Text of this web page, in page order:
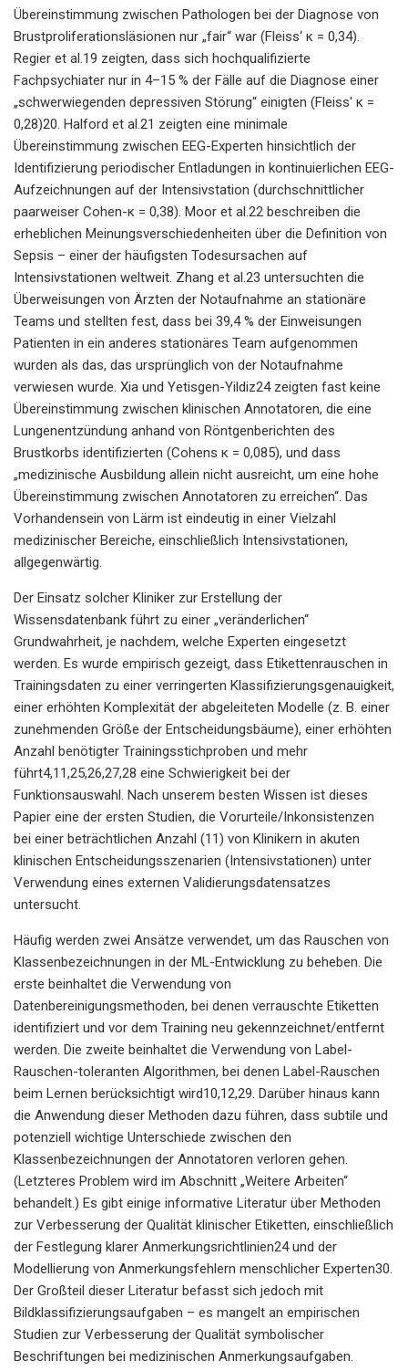
Übereinstimmung zwischen Pathologen bei der Diagnose von
Brustproliferationsläsionen nur „fair“ war (Fleiss‘ κ = 0,34).
Regier et al.19 zeigten, dass sich hochqualifizierte
Fachpsychiater nur in 4–15 % der Fälle auf die Diagnose einer
„schwerwiegenden depressiven Störung“ einigten (Fleiss' κ =
0,28)20. Halford et al.21 zeigten eine minimale
Übereinstimmung zwischen EEG-Experten hinsichtlich der
Identifizierung periodischer Entladungen in kontinuierlichen EEG-
Aufzeichnungen auf der Intensivstation (durchschnittlicher
paarweiser Cohen-κ = 0,38). Moor et al.22 beschreiben die
erheblichen Meinungsverschiedenheiten über die Definition von
Sepsis – einer der häufigsten Todesursachen auf
Intensivstationen weltweit. Zhang et al.23 untersuchten die
Überweisungen von Ärzten der Notaufnahme an stationäre
Teams und stellten fest, dass bei 39,4 % der Einweisungen
Patienten in ein anderes stationäres Team aufgenommen
wurden als das, das ursprünglich von der Notaufnahme
verwiesen wurde. Xia und Yetisgen-Yildiz24 zeigten fast keine
Übereinstimmung zwischen klinischen Annotatoren, die eine
Lungenentzündung anhand von Röntgenberichten des
Brustkorbs identifizierten (Cohens κ = 0,085), und dass
„medizinische Ausbildung allein nicht ausreicht, um eine hohe
Übereinstimmung zwischen Annotatoren zu erreichen“. Das
Vorhandensein von Lärm ist eindeutig in einer Vielzahl
medizinischer Bereiche, einschließlich Intensivstationen,
allgegenwärtig.
Der Einsatz solcher Kliniker zur Erstellung der
Wissensdatenbank führt zu einer „veränderlichen“
Grundwahrheit, je nachdem, welche Experten eingesetzt
werden. Es wurde empirisch gezeigt, dass Etikettenrauschen in
Trainingsdaten zu einer verringerten Klassifizierungsgenauigkeit,
einer erhöhten Komplexität der abgeleiteten Modelle (z. B. einer
zunehmenden Größe der Entscheidungsbäume), einer erhöhten
Anzahl benötigter Trainingsstichproben und mehr
führt4,11,25,26,27,28 eine Schwierigkeit bei der
Funktionsauswahl. Nach unserem besten Wissen ist dieses
Papier eine der ersten Studien, die Vorurteile/Inkonsistenzen
bei einer beträchtlichen Anzahl (11) von Klinikern in akuten
klinischen Entscheidungsszenarien (Intensivstationen) unter
Verwendung eines externen Validierungsdatensatzes
untersucht.
Häufig werden zwei Ansätze verwendet, um das Rauschen von
Klassenbezeichnungen in der ML-Entwicklung zu beheben. Die
erste beinhaltet die Verwendung von
Datenbereinigungsmethoden, bei denen verrauschte Etiketten
identifiziert und vor dem Training neu gekennzeichnet/entfernt
werden. Die zweite beinhaltet die Verwendung von Label-
Rauschen-toleranten Algorithmen, bei denen Label-Rauschen
beim Lernen berücksichtigt wird10,12,29. Darüber hinaus kann
die Anwendung dieser Methoden dazu führen, dass subtile und
potenziell wichtige Unterschiede zwischen den
Klassenbezeichnungen der Annotatoren verloren gehen.
(Letzteres Problem wird im Abschnitt „Weitere Arbeiten“
behandelt.) Es gibt einige informative Literatur über Methoden
zur Verbesserung der Qualität klinischer Etiketten, einschließlich
der Festlegung klarer Anmerkungsrichtlinien24 und der
Modellierung von Anmerkungsfehlern menschlicher Experten30.
Der Großteil dieser Literatur befasst sich jedoch mit
Bildklassifizierungsaufgaben – es mangelt an empirischen
Studien zur Verbesserung der Qualität symbolischer
Beschriftungen bei medizinischen Anmerkungsaufgaben.